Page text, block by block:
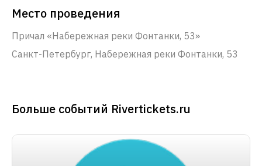
Место проведения
Причал «Набережная реки Фонтанки, 53»
Санкт-Петербург, Набережная реки Фонтанки, 53
Больше событий Rivertickets.ru